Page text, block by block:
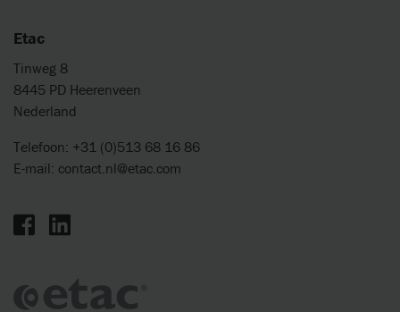
Etac
Tinweg 8
8445 PD Heerenveen
Nederland
Telefoon: +31 (0)513 68 16 86
E-mail: contact.nl@etac.com